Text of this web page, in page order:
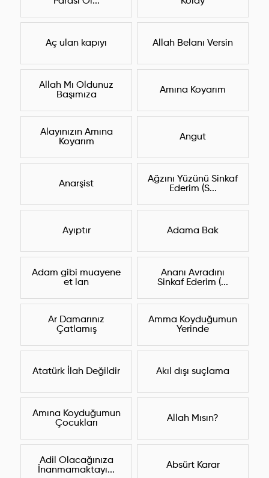
Aç ulan kapıyı Allah Belanı Versin
Allah Mı Oldunuz
Başımıza
Amına Koyarım
Alayınızın Amına
Koyarım
Angut
Anarşist
Ağzını Yüzünü Sinkaf
Ederim (S...
Ayıptır Adama Bak
Adam gibi muayene
et lan
Ananı Avradını
Sinkaf Ederim (...
Ar Damarınız
Çatlamış
Amma Koyduğumun
Yerinde
Atatürk İlah Değildir Akıl dışı suçlama
Amına Koyduğumun
Çocukları
Allah Mısın?
Adil Olacağınıza
İnanmamaktayı...
Absürt Karar